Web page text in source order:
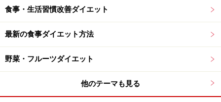
意外と知らない!? 糖質制限の種類と違い
ガイドは推奨しませんが、世の中には、糖質制限を活用
したダイエットにも、さまざまな種類があるようです。
食事・生活習慣改善ダイエット
最新の食事ダイエット方法
野菜・フルーツダイエット
他のテーマも見る